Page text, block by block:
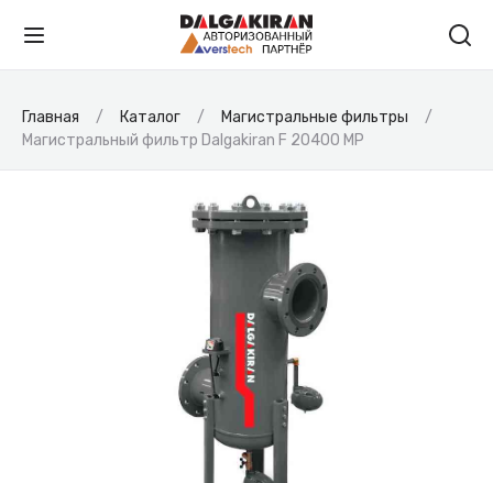
Главная Каталог
Магистральные фильтры
Магистральный фильтр Dalgakiran F 20400 MP